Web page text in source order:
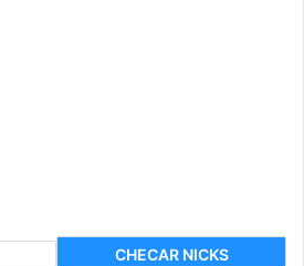
CHECAR NICKS